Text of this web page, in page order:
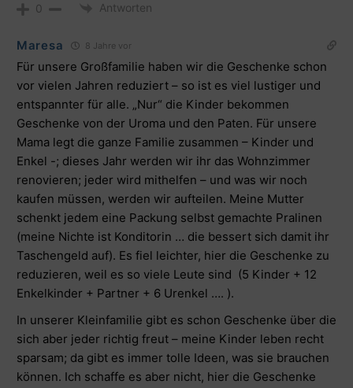
0 Antworten
Maresa 8 Jahre vor
Für unsere Großfamilie haben wir die Geschenke schon
vor vielen Jahren reduziert – so ist es viel lustiger und
entspannter für alle. „Nur“ die Kinder bekommen
Geschenke von der Uroma und den Paten. Für unsere
Mama legt die ganze Familie zusammen – Kinder und
Enkel -; dieses Jahr werden wir ihr das Wohnzimmer
renovieren; jeder wird mithelfen – und was wir noch
kaufen müssen, werden wir aufteilen. Meine Mutter
schenkt jedem eine Packung selbst gemachte Pralinen
(meine Nichte ist Konditorin … die bessert sich damit ihr
Taschengeld auf). Es fiel leichter, hier die Geschenke zu
reduzieren, weil es so viele Leute sind (5 Kinder + 12
Enkelkinder + Partner + 6 Urenkel …. ).
In unserer Kleinfamilie gibt es schon Geschenke über die
sich aber jeder richtig freut – meine Kinder leben recht
sparsam; da gibt es immer tolle Ideen, was sie brauchen
können. Ich schaffe es aber nicht, hier die Geschenke